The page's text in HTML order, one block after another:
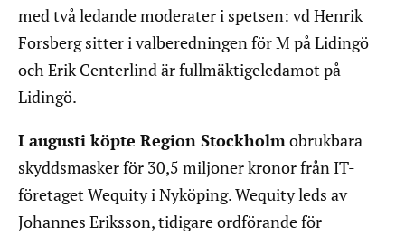
med två ledande moderater i spetsen: vd Henrik
Forsberg sitter i valberedningen för M på Lidingö
och Erik Centerlind är fullmäktigeledamot på
Lidingö.
I augusti köpte Region Stockholm obrukbara
skyddsmasker för 30,5 miljoner kronor från IT-
företaget Wequity i Nyköping. Wequity leds av
Johannes Eriksson, tidigare ordförande för